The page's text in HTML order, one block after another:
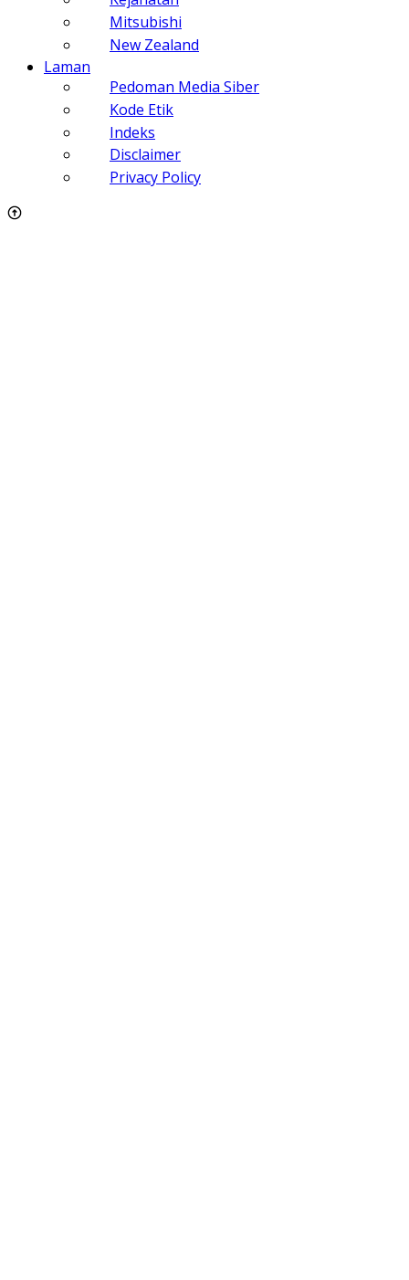
Mitsubishi
New Zealand
Laman
Pedoman Media Siber
Kode Etik
Indeks
Disclaimer
Privacy Policy